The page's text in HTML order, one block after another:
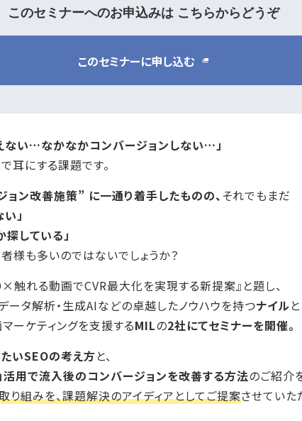
このセミナーへのお申込みはこちらからどうぞ
このセミナーに申し込む
ない…なかなかコンバージョンしない…」
耳にする課題です。
ョン改善施策” に一通り着手したものの、 それでもまだ
」
している」
様も多いのではないでしょうか？
触れる動画でCVR最大化を実現する新提案』と題し、
データ解析・生成AIなどの卓越したノウハウを持つナイル と
ーケティングを支援するMILの2社にてセミナーを開催。
いSEOの考え方と、
活用で流入後のコンバージョンを改善する方法のご紹介
組みを、課題解決のアイディアとしてご提案させていた